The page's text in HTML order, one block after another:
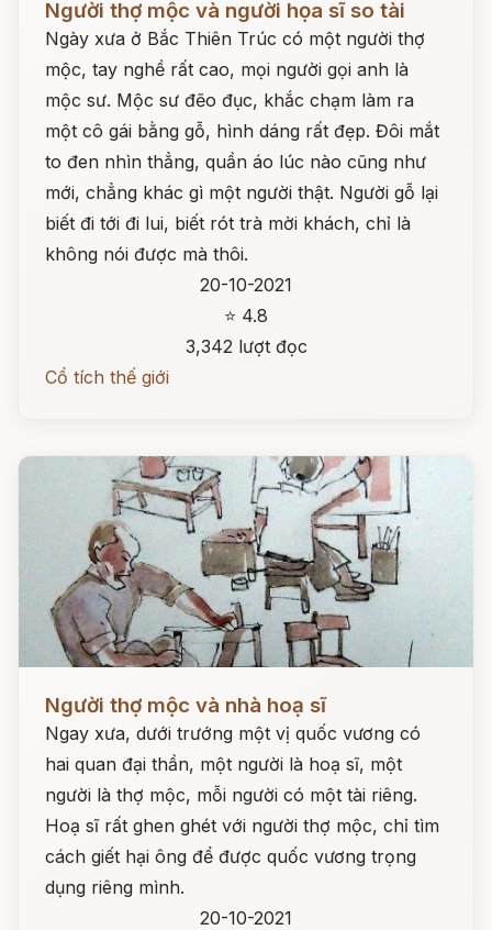
Người thợ mộc và người họa sĩ so tài
Ngày xưa ở Bắc Thiên Trúc có một người thợ
mộc, tay nghề rất cao, mọi người gọi anh là
mộc sư. Mộc sư đẽo đục, khắc chạm làm ra
một cô gái bằng gỗ, hình dáng rất đẹp. Đôi mắt
to đen nhìn thẳng, quần áo lúc nào cũng như
mới, chẳng khác gì một người thật. Người gỗ lại
biết đi tới đi lui, biết rót trà mời khách, chỉ là
không nói được mà thôi.
20-10-2021
⭐ 4.8
3,342 lượt đọc
Cổ tích thế giới
Người thợ mộc và nhà hoạ sĩ
Ngay xưa, dưới trướng một vị quốc vương có
hai quan đại thần, một người là hoạ sĩ, một
người là thợ mộc, mỗi người có một tài riêng.
Hoạ sĩ rất ghen ghét với người thợ mộc, chỉ tìm
cách giết hại ông để được quốc vương trọng
dụng riêng mình.
20-10-2021